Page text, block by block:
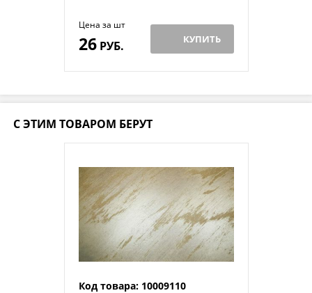
Цена за шт
26РУБ. КУПИТЬ
С ЭТИМ ТОВАРОМ БЕРУТ
Код товара: 10009110